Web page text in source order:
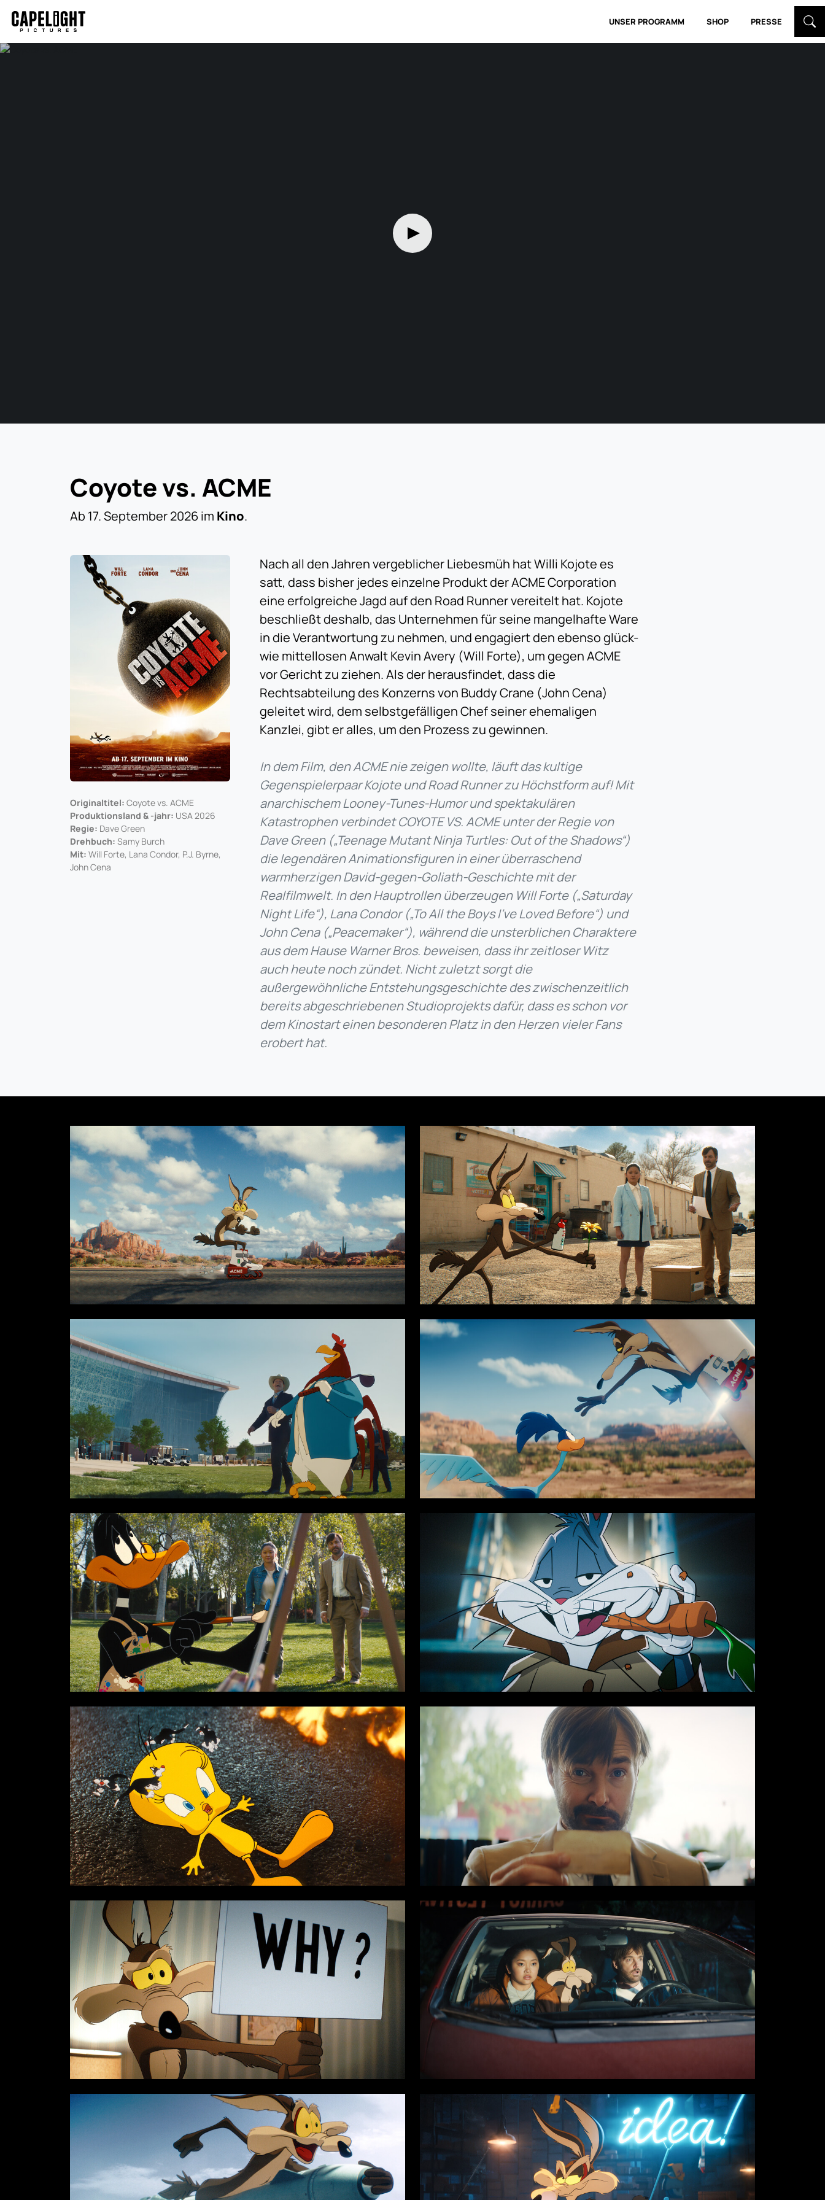
UNSER PROGRAMM SHOP PRESSE
Coyote vs. ACME
Ab 17. September 2026 im Kino.
Originaltitel: Coyote vs. ACME
Produktionsland & -jahr: USA 2026
Regie: Dave Green
Drehbuch: Samy Burch
Mit: Will Forte, Lana Condor, P.J. Byrne,
John Cena
Nach all den Jahren vergeblicher Liebesmüh hat Willi Kojote es
satt, dass bisher jedes einzelne Produkt der ACME Corporation
eine erfolgreiche Jagd auf den Road Runner vereitelt hat. Kojote
beschließt deshalb, das Unternehmen für seine mangelhafte Ware
in die Verantwortung zu nehmen, und engagiert den ebenso glück-
wie mittellosen Anwalt Kevin Avery (Will Forte), um gegen ACME
vor Gericht zu ziehen. Als der herausfindet, dass die
Rechtsabteilung des Konzerns von Buddy Crane (John Cena)
geleitet wird, dem selbstgefälligen Chef seiner ehemaligen
Kanzlei, gibt er alles, um den Prozess zu gewinnen.
In dem Film, den ACME nie zeigen wollte, läuft das kultige
Gegenspielerpaar Kojote und Road Runner zu Höchstform auf! Mit
anarchischem Looney-Tunes-Humor und spektakulären
Katastrophen verbindet COYOTE VS. ACME unter der Regie von
Dave Green („Teenage Mutant Ninja Turtles: Out of the Shadows“)
die legendären Animationsfiguren in einer überraschend
warmherzigen David-gegen-Goliath-Geschichte mit der
Realfilmwelt. In den Hauptrollen überzeugen Will Forte („Saturday
Night Life“), Lana Condor („To All the Boys I‘ve Loved Before“) und
John Cena („Peacemaker“), während die unsterblichen Charaktere
aus dem Hause Warner Bros. beweisen, dass ihr zeitloser Witz
auch heute noch zündet. Nicht zuletzt sorgt die
außergewöhnliche Entstehungsgeschichte des zwischenzeitlich
bereits abgeschriebenen Studioprojekts dafür, dass es schon vor
dem Kinostart einen besonderen Platz in den Herzen vieler Fans
erobert hat.